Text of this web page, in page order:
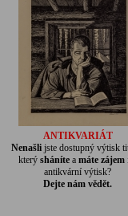
ANTIKVARIÁT
Nenašli jste dostupný výtisk
kterýsháníte amáte zájem
antikvární výtisk?
Dejte nám vědět.